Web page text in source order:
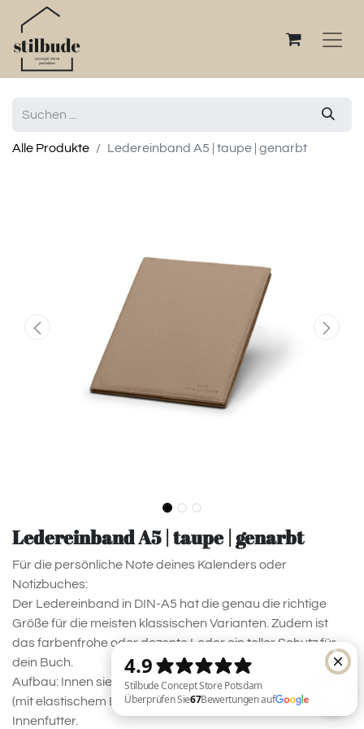
Alle Produkte Ledereinband A5 | taupe | genarbt
Ledereinband A5 | taupe | genarbt
Für die persönliche Note deines Kalenders oder
Notizbuches:
Der Ledereinband in DIN-A5 hat die genau die richtige
Größe für die meisten klassischen Varianten. Zudem ist
das farbenfrohe oder dezente Leder ein toller Schutz für
dein Buch.
Aufbau: Innen sieben Kartenfächer, inklusive Stifthalterung
(mit elastischem Einsatz), Logoprägung, textiles
Innenfutter.